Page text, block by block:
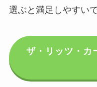
選ぶと満足しやすいで
ザ・リッツ・カ